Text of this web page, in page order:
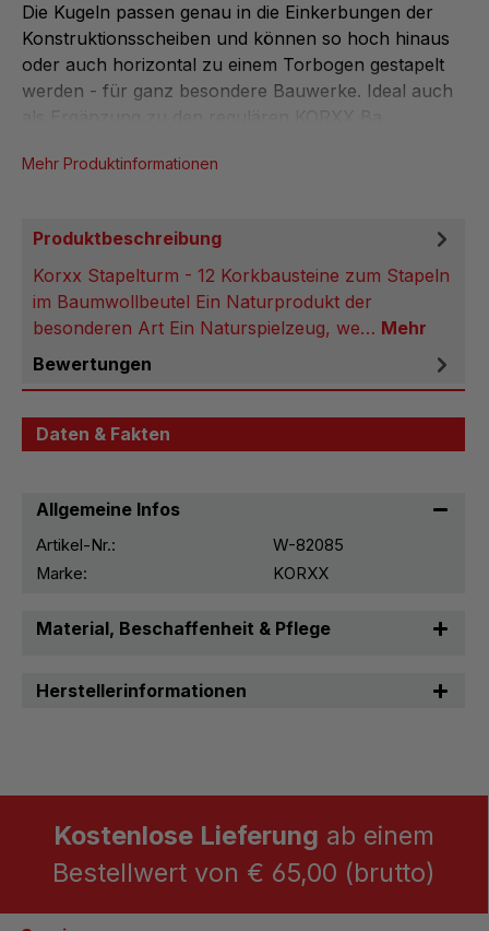
Die Kugeln passen genau in die Einkerbungen der
Konstruktionsscheiben und können so hoch hinaus
oder auch horizontal zu einem Torbogen gestapelt
werden - für ganz besondere Bauwerke. Ideal auch
Mehr Produktinformationen
Produktbeschreibung
Korxx Stapelturm - 12 Korkbausteine zum Stapeln
im Baumwollbeutel Ein Naturprodukt der
besonderen Art Ein Naturspielzeug, we… Mehr
Bewertungen
Daten & Fakten
Allgemeine Infos
Artikel-Nr.:
W-82085
Marke:
KORXX
Material, Beschaffenheit & Pflege
Herstellerinformationen
Kostenlose Lieferung ab einem
Bestellwert von € 65,00 (brutto)